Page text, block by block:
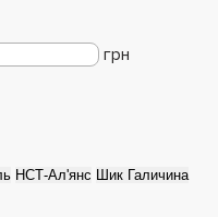
грн
НСТ-Ал'янс Шик Галичина